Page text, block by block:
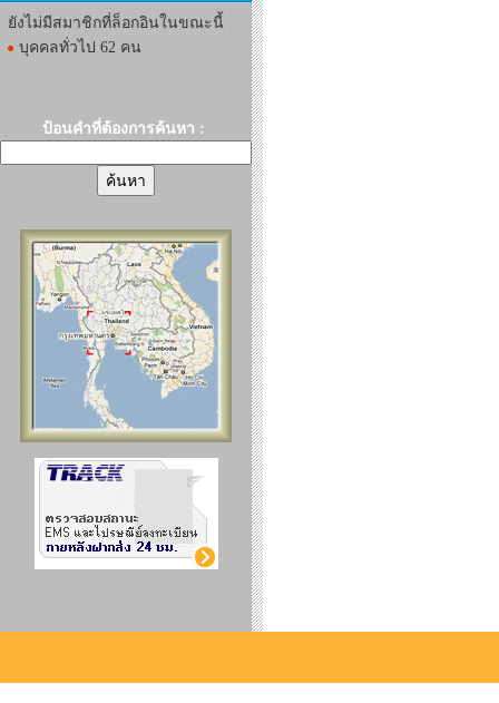
ยังไม่มีสมาชิกที่ล็อกอินในขณะนี้
บุคคลทั่วไป 62 คน
ป้อนคำที่ต้องการค้นหา :